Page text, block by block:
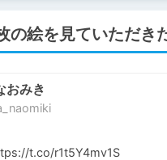
の絵を見ていただき
おみき
t.co/r1t5Y4mv1S